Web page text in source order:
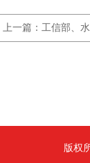
上一篇：工信部、
版权